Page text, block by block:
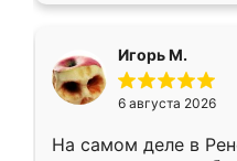
Игорь М.
6 августа 2026
На самом деле в